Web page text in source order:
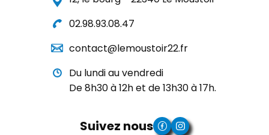
02.98.93.08.47
contact@lemoustoir22.fr
Du lundi au vendredi
De 8h30 à 12h et de 13h30 à 17h.
Suivez nous